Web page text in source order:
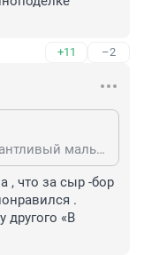
+11 –2
Там ещё Кологривый играл. Талантливый мальчик. Я в последний раз видел его в киноподелке "Август". Истерил он там классно.
, что за сыр -бор
.
другого «В